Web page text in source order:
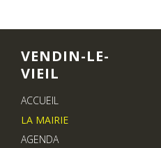
VENDIN-LE-
VIEIL
ACCUEIL
LA MAIRIE
AGENDA